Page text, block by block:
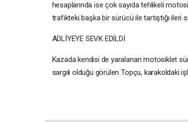
hesaplarında ise çok sayıda tehlikeli
trafikteki başka bir sürücü ile tartıştığı ileri
ADLİYEYE SEVK EDİLDİ
Kazada kendisi de yaralanan motosiklet
sargılı olduğu görülen Topçu, karakoldaki